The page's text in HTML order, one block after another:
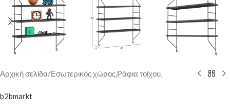
Αρχική σελίδα/Εσωτερικός χώρος,Ράφια τοίχου,
b2bmarkt